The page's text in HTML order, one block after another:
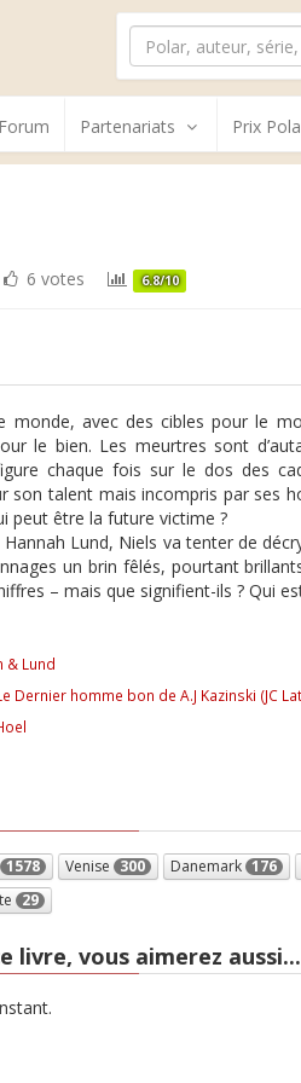
Forum Partenariats Prix
6 votes 6.8/10
avec des cibles pour le
le bien. Les meurtres sont
chaque fois sur le dos des
son talent mais incompris par ses
peut être la future victime ?
Hannah Lund, Niels va tenter de
un brin fêlés, pourtant
– mais que signifient-ils ? Qui
& Lund
Dernier homme bon de A.J Kazinski (JC
1578 Venise 300 Danemark 176
29
livre, vous aimerez aussi...